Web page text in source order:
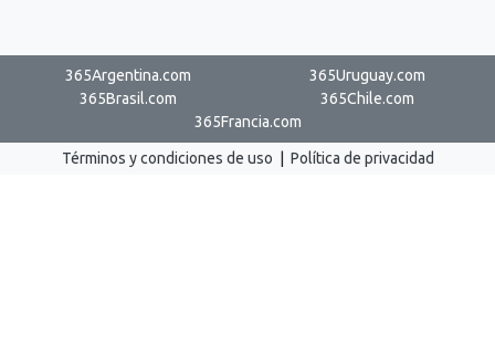
365Argentina.com
365Uruguay.com
365Brasil.com
365Chile.com
365Francia.com
Términos y condiciones de uso Política de privacidad